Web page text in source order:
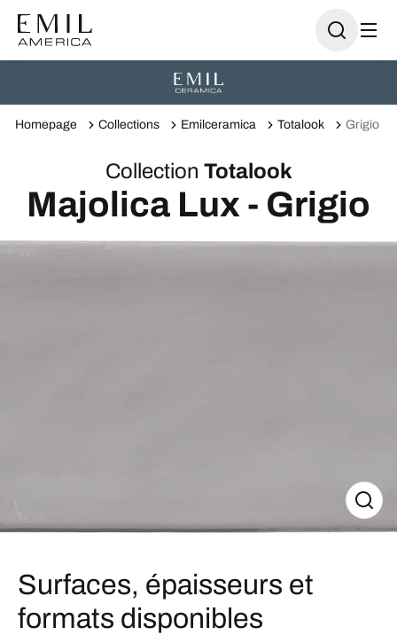
Homepage Collections Emilceramica Totalook Grigio
Collection Totalook
Majolica Lux - Grigio
Surfaces, épaisseurs et
formats disponibles